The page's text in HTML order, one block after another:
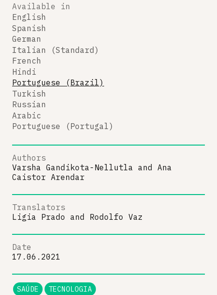
Available in
English
Spanish
German
Italian (Standard)
French
Hindi
Portuguese (Brazil)
Turkish
Russian
Arabic
Portuguese (Portugal)
Authors
Varsha Gandikota-Nellutla and Ana
Caistor Arendar
Translators
Ligia Prado and Rodolfo Vaz
Date
17.06.2021
SAÚDE TECNOLOGIA